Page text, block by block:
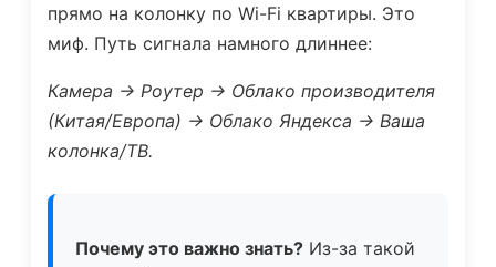
прямо на колонку по Wi-Fi квартиры. Это
миф. Путь сигнала намного длиннее:
Камера -> Роутер -> Облако производителя
(Китая/Европа) -> Облако Яндекса -> Ваша
колонка/ТВ.
Почему это важно знать? Из-за такой